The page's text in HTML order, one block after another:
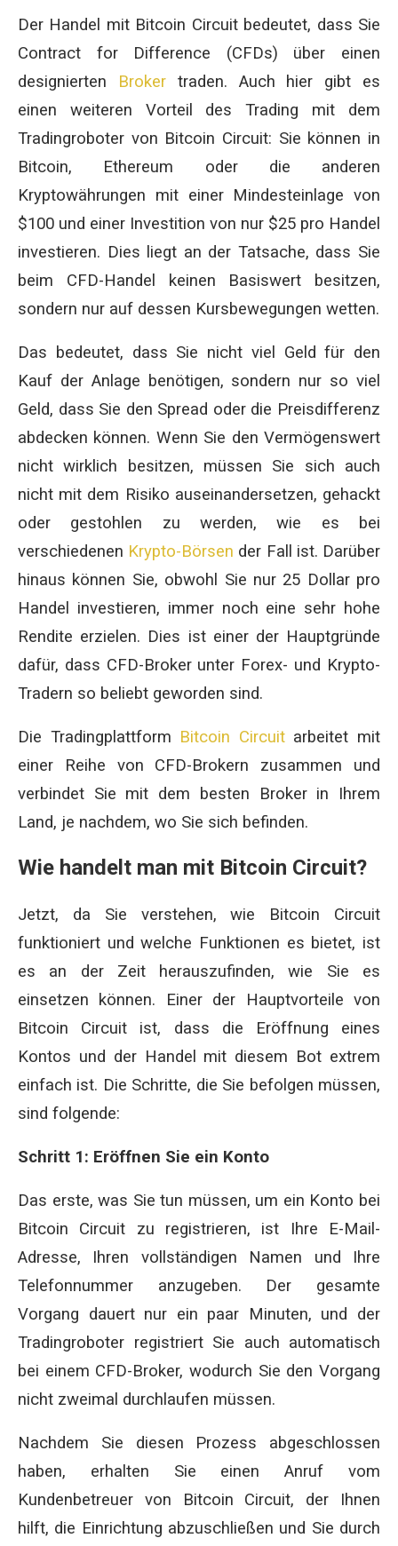
Der Handel mit Bitcoin Circuit bedeutet, dass Sie
Contract for Difference (CFDs) über einen
designierten Brokertraden. Auch hier gibt es
einen weiteren Vorteil des Trading mit dem
Tradingroboter von Bitcoin Circuit: Sie können in
Bitcoin, Ethereum oder die anderen
Kryptowährungen mit einer Mindesteinlage von
$100 und einer Investition von nur $25 pro Handel
investieren. Dies liegt an der Tatsache, dass Sie
beim CFD-Handel keinen Basiswert besitzen,
sondern nur auf dessen Kursbewegungen wetten.
Das bedeutet, dass Sie nicht viel Geld für den
Kauf der Anlage benötigen, sondern nur so viel
Geld, dass Sie den Spread oder die Preisdifferenz
abdecken können. Wenn Sie den Vermögenswert
nicht wirklich besitzen, müssen Sie sich auch
nicht mit dem Risiko auseinandersetzen, gehackt
oder gestohlen zu werden, wie es bei
verschiedenen Krypto-Börsen der Fall ist. Darüber
hinaus können Sie, obwohl Sie nur 25 Dollar pro
Handel investieren, immer noch eine sehr hohe
Rendite erzielen. Dies ist einer der Hauptgründe
dafür, dass CFD-Broker unter Forex- und Krypto-
Tradern so beliebt geworden sind.
Die Tradingplattform Bitcoin Circuitarbeitet mit
einer Reihe von CFD-Brokern zusammen und
verbindet Sie mit dem besten Broker in Ihrem
Land, je nachdem, wo Sie sich befinden.
Wie handelt man mit Bitcoin Circuit?
Jetzt, da Sie verstehen, wie Bitcoin Circuit
funktioniert und welche Funktionen es bietet, ist
es an der Zeit herauszufinden, wie Sie es
einsetzen können. Einer der Hauptvorteile von
Bitcoin Circuit ist, dass die Eröffnung eines
Kontos und der Handel mit diesem Bot extrem
einfach ist. Die Schritte, die Sie befolgen müssen,
sind folgende:
Schritt 1: Eröffnen Sie ein Konto
Das erste, was Sie tun müssen, um ein Konto bei
Bitcoin Circuit zu registrieren, ist Ihre E-Mail-
Adresse, Ihren vollständigen Namen und Ihre
Telefonnummer anzugeben. Der gesamte
Vorgang dauert nur ein paar Minuten, und der
Tradingroboter registriert Sie auch automatisch
bei einem CFD-Broker, wodurch Sie den Vorgang
nicht zweimal durchlaufen müssen.
Nachdem Sie diesen Prozess abgeschlossen
haben, erhalten Sie einen Anruf vom
Kundenbetreuer von Bitcoin Circuit, der Ihnen
hilft, die Einrichtung abzuschließen und Sie durch